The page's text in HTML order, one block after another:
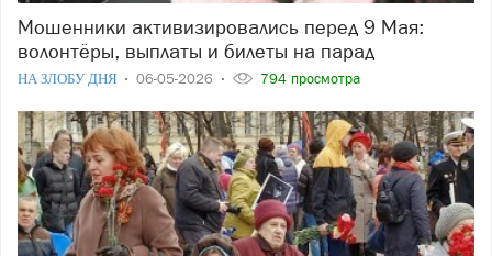
Мошенники активизировались перед 9 Мая:
волонтёры, выплаты и билеты на парад
НА ЗЛОБУ ДНЯ 06-05-2026 794 просмотра